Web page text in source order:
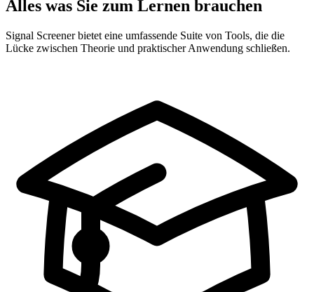
Alles was Sie zum Lernen brauchen
Signal Screener bietet eine umfassende Suite von Tools, die die
Lücke zwischen Theorie und praktischer Anwendung schließen.